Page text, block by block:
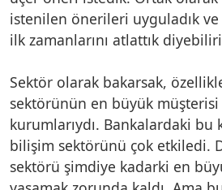
istenilen önerileri uyguladık
ilk zamanlarını atlattık
Sektör olarak bakarsak,
sektörünün en büyük
kurumlarıydı. Bankalardaki bu
bilişim sektörünü çok etkiledi.
sektörü şimdiye kadarki en